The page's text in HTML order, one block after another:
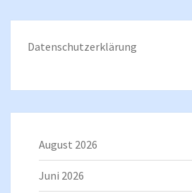
Datenschutzerklärung
August 2026
Juni 2026